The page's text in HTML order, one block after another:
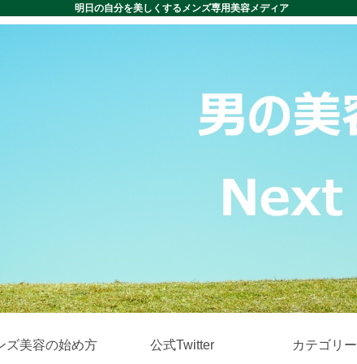
明日の自分を美しくするメンズ専用美容メディア
ズ美容の始め方 公式Twitter カテゴリー